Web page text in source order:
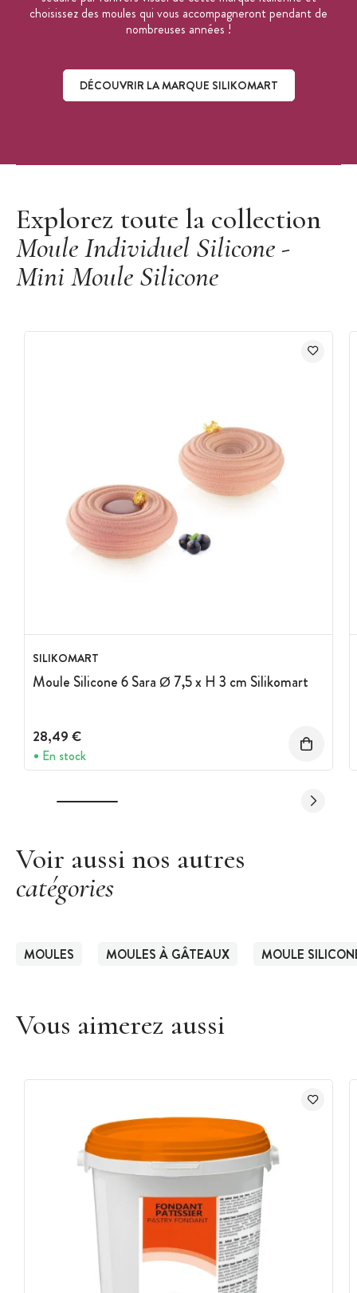
choisissez des moules qui vous accompagneront pendant de
nombreuses années !
DÉCOUVRIR LA MARQUE SILIKOMART
Explorez toute la collection
Moule Individuel Silicone -
Mini Moule Silicone
SILIKOMART
Moule Silicone 6 Sara Ø 7,5 x H 3 cm Silikomart
28,49 €
En stock
Voir aussi nos autres
catégories
MOULES MOULES À GÂTEAUX MOULE
Vous aimerez aussi